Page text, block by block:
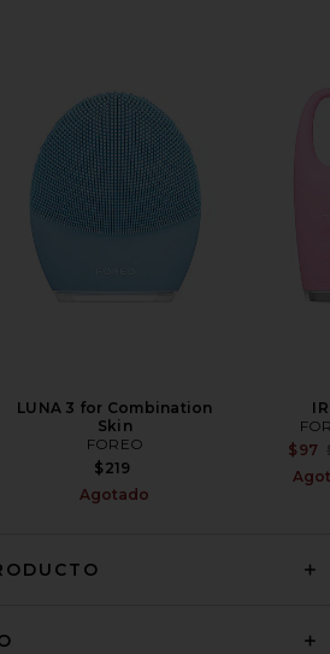
LUNA 3 for Combination
Skin
FOREO
$219
Agotado
$97